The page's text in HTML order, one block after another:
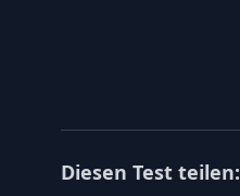
Diesen Test teilen: